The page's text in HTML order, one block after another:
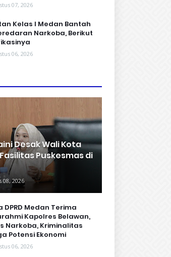
07, 2026
Kelas I Medan Bantah
Narkoba, Berikut
06, 2026
Desak Wali Kota
Puskesmas di
08, 2026
DPRD Medan Terima
Kapolres Belawan,
Narkoba, Kriminalitas
Potensi Ekonomi
06, 2026